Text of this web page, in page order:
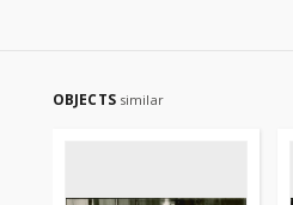
OBJECTS similar